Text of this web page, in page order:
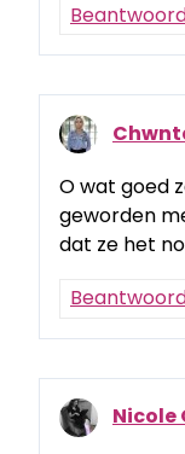
O wat goed
geworden
dat ze het
Nicole